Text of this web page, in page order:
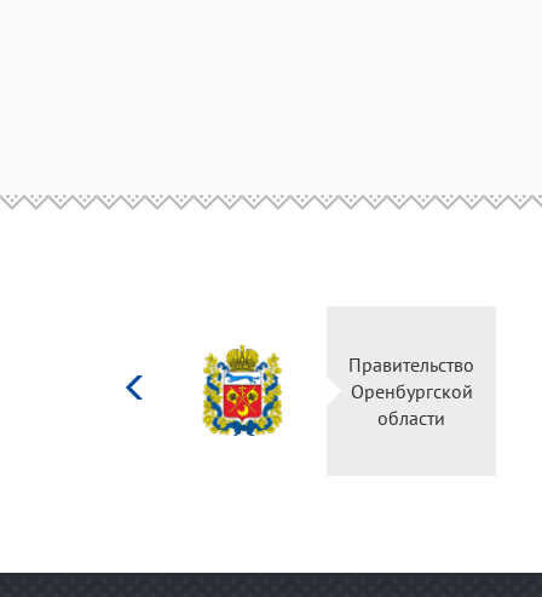
Правительство
Оренбургской
области